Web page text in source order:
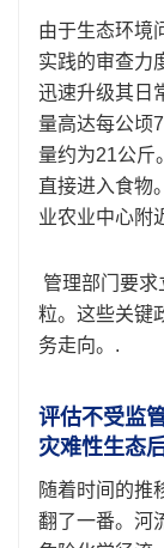
由于生态环境
实践的审查力
迅速升级其日
量高达每公顷
量约为21公斤
直接进入食物
业农业中心附
管理部门要
粒。这些关键
务走向。.
评估不受监
灾难性生态
随着时间的推
翻了一番。河